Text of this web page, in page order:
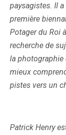
paysagistes. Il
première
Potager du Roi
recherche de
la photographie
mieux
pistes vers un
Patrick Henry